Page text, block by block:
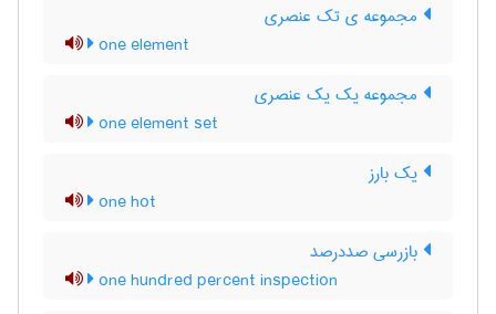
مجموعه ی تک عنصری
one element
مجموعه یک یک عنصری
one element set
یک بارز
one hot
بازرسی صددرصد
one hundred percent inspection